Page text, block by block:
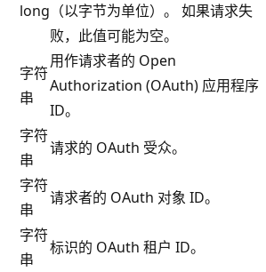
long （以字节为单位）。 如果请求失
败，此值可能为空。
字符
串
用作请求者的 Open
Authorization (OAuth) 应用程序
ID。
字符
串
请求的 OAuth 受众。
字符
串
请求者的 OAuth 对象 ID。
字符
串
标识的 OAuth 租户 ID。